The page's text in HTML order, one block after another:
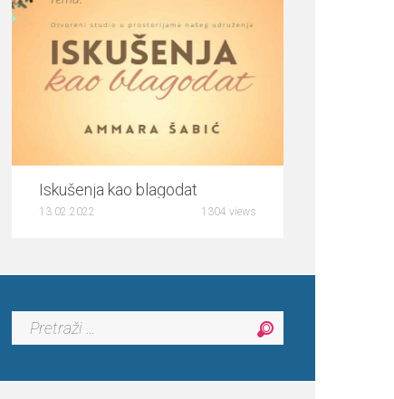
Iskušenja kao blagodat
13.02.2022 1304 views
Pretraga: